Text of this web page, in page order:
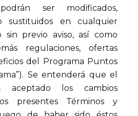
ser modificados,
sustituidos en cualquier
previo aviso, así como
regulaciones, ofertas
del Programa Puntos
Se entenderá que el
aceptado los cambios
presentes Términos y